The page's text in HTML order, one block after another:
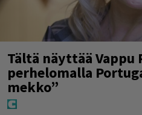
Tältä näyttää Vappu
perhelomalla
mekko”